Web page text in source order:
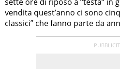
vendita quest’anno ci sono
classici” che fanno parte da